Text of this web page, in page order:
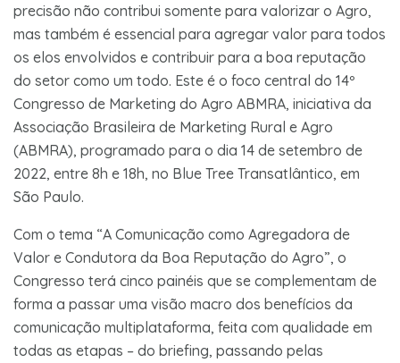
precisão não contribui somente para valorizar o Agro,
mas também é essencial para agregar valor para todos
os elos envolvidos e contribuir para a boa reputação
do setor como um todo. Este é o foco central do 14º
Congresso de Marketing do Agro ABMRA, iniciativa da
Associação Brasileira de Marketing Rural e Agro
(ABMRA), programado para o dia 14 de setembro de
2022, entre 8h e 18h, no Blue Tree Transatlântico, em
São Paulo.
Com o tema “A Comunicação como Agregadora de
Valor e Condutora da Boa Reputação do Agro”, o
Congresso terá cinco painéis que se complementam de
forma a passar uma visão macro dos benefícios da
comunicação multiplataforma, feita com qualidade em
todas as etapas – do briefing, passando pelas